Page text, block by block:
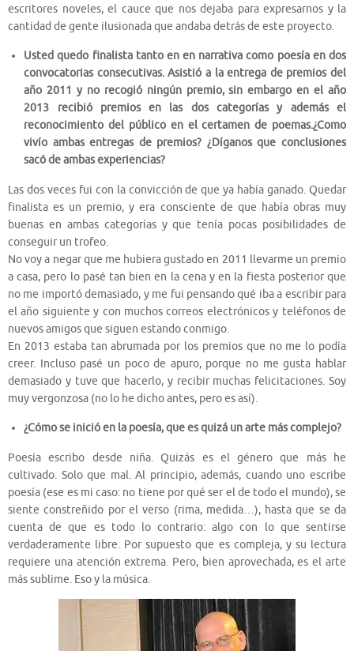
escritores noveles, el cauce que nos dejaba para expresarnos y la
cantidad de gente ilusionada que andaba detrás de este proyecto.
Usted quedo finalista tanto en en narrativa como poesía en dos
convocatorias consecutivas. Asistió a la entrega de premios del
año 2011 y no recogió ningún premio, sin embargo en el año
2013 recibió premios en las dos categorías y además el
reconocimiento del público en el certamen de poemas.¿Como
vivío ambas entregas de premios? ¿Díganos que conclusiones
sacó de ambas experiencias?
Las dos veces fui con la convicción de que ya había ganado. Quedar
finalista es un premio, y era consciente de que había obras muy
buenas en ambas categorías y que tenía pocas posibilidades de
conseguir un trofeo.
No voy a negar que me hubiera gustado en 2011 llevarme un premio
a casa, pero lo pasé tan bien en la cena y en la fiesta posterior que
no me importó demasiado, y me fui pensando qué iba a escribir para
el año siguiente y con muchos correos electrónicos y teléfonos de
nuevos amigos que siguen estando conmigo.
En 2013 estaba tan abrumada por los premios que no me lo podía
creer. Incluso pasé un poco de apuro, porque no me gusta hablar
demasiado y tuve que hacerlo, y recibir muchas felicitaciones. Soy
muy vergonzosa (no lo he dicho antes, pero es así).
¿Cómo se inició en la poesía, que es quizá un arte más complejo?
Poesía escribo desde niña. Quizás es el género que más he
cultivado. Solo que mal. Al principio, además, cuando uno escribe
poesía (ese es mi caso: no tiene por qué ser el de todo el mundo), se
siente constreñido por el verso (rima, medida…), hasta que se da
cuenta de que es todo lo contrario: algo con lo que sentirse
verdaderamente libre. Por supuesto que es compleja, y su lectura
requiere una atención extrema. Pero, bien aprovechada, es el arte
más sublime. Eso y la música.